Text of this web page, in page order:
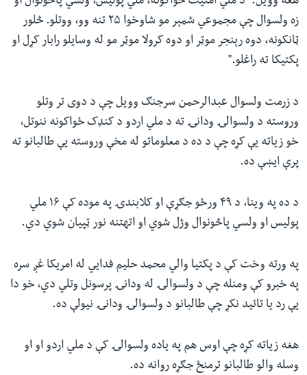
زه ولسوال چې مجموعي شمېر مو شاوخوا ۲۵ تنه وو، ووتلو. څلور
ټانکونه، دوه رېنجر موټر او دوه کرولا موټر مو له وسايلو رابار کړل او
پکتيکا ته راغلو."
د زرمت ولسوال عبدالرحمن سرجنګ وويل چې د دوی تر وتلو
وروسته د ولسوالۍ ودانۍ ته د ملي اردو د کنډک ځواکونه ننوتل،
خو زياته يې کړه چې د ده د معلوماتو له مخې وروسته يې طالبانو ته
پرې ايښې ده.
د ده په وينا، د ۴۹ ورځو جګړې او کلابندۍ په موده کې ۱۶ ملي
پوليس او ولسي پاڅونوال وژل شوي او اتهتنه نور ټپيان شوي دي.
په ورته وخت کې د پکتیا والي محمد حليم فدايي له امريکا غږ سره
په خبرو کې ومنله چې د ولسوالۍ له ودانۍ پرسونل وتلي دي، خو دا
یې رد یا تائید نکړ چې طالبانو د ولسوالۍ ودانۍ نیولې ده.
هغه زياته کړه چې اوس هم په ياده ولسوالۍ کې د ملي اردو او او
وسله والو طالبانو ترمنځ جګړه روانه ده.